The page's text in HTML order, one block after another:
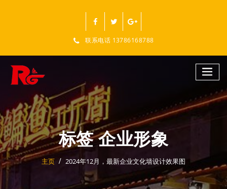
联系电话 13786168788
标签 企业形象
主页 2024年12月，最新企业文化墙设计效果图